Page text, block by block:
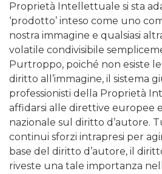
Proprietà Intellettuale si sta
‘prodotto’ inteso come uno
nostra immagine e qualsiasi
volatile condivisibile
Purtroppo, poiché non esiste
diritto all’immagine, il sistema
professionisti della Proprietà
affidarsi alle direttive europee
nazionale sul diritto d’autore.
continui sforzi intrapresi per
base del diritto d’autore, il
riveste una tale importanza